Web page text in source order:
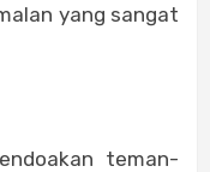
yang sangat
teman-